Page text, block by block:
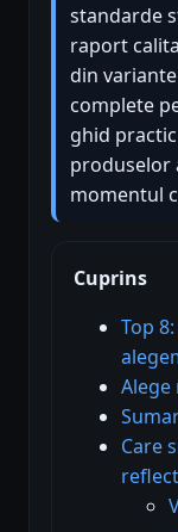
standarde
raport
din
complete
ghid
produselor
momentul
Cuprins
Top
Alege
Care